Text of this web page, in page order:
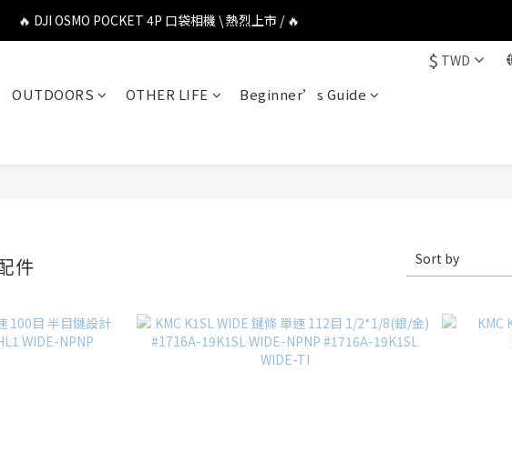
🔥 DJI OSMO POCKET 4P 口袋相機 \ 熱烈上市 / 🔥
🔥 DJI OSMO POCKET 4P 口袋相機 \ 熱烈上市 / 🔥
GO Ultra Hello Kitty 聯名限定套裝 \ 時尚上市 / 🔥
$ TWD
OUTDOORS OTHER LIFE
Beginner’s Guide
件 Sort by